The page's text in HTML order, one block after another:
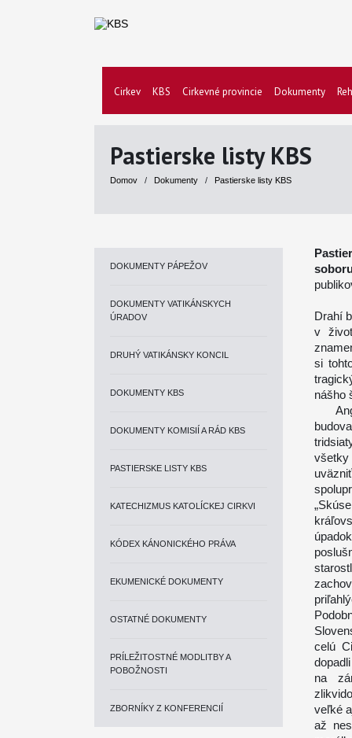
Cirkev KBS Cirkevné provincie Dokumenty
Pastierske listy KBS
Domov / Dokumenty / Pastierske listy KBS
DOKUMENTY PÁPEŽOV
DOKUMENTY VATIKÁNSKYCH
ÚRADOV
DRUHÝ VATIKÁNSKY KONCIL
DOKUMENTY KBS
DOKUMENTY KOMISIÍ A RÁD KBS
PASTIERSKE LISTY KBS
KATECHIZMUS KATOLÍCKEJ CIRKVI
KÓDEX KÁNONICKÉHO PRÁVA
EKUMENICKÉ DOKUMENTY
OSTATNÉ DOKUMENTY
PRÍLEŽITOSTNÉ MODLITBY A
POBOŽNOSTI
ZBORNÍKY Z KONFERENCIÍ
Drahí
v
si
nášho
celú
na
veľké
až